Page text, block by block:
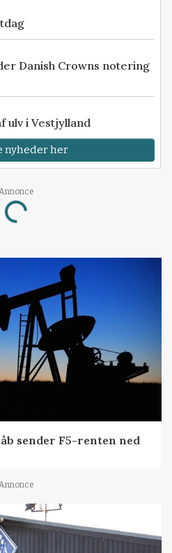
Danish Crowns notering
ulv i Vestjylland
nyheder her
Annonce
Loading...
sender F5-renten ned